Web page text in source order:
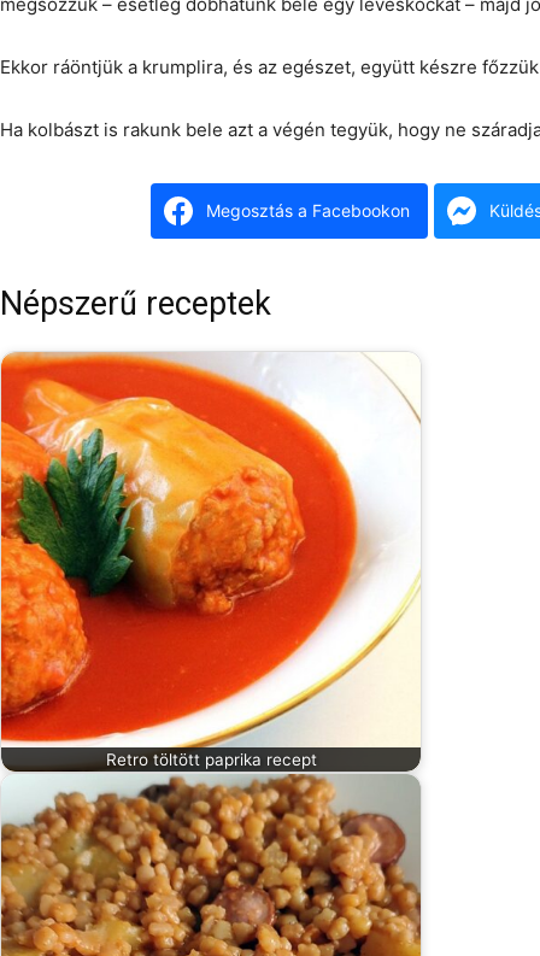
Ekkor ráöntjük a krumplira, és az egészet, együtt készre
Ha kolbászt is rakunk bele azt a végén tegyük, hogy ne
Megosztás a Facebookon
Népszerű receptek
Retro töltött paprika recept